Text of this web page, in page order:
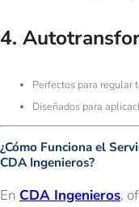
4.
Perfectos para regular
Diseñados para
¿Cómo Funciona el
CDA Ingenieros?
En CDA Ingenieros,